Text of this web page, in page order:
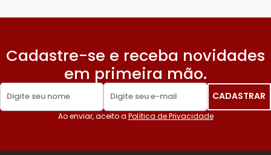
Cadastre-se e receba novidades
em primeira mão.
CADASTRAR
Ao enviar, aceito a Política de Privacidade